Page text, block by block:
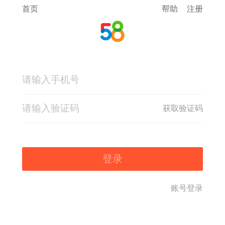
首页 帮助 注册
获取验证码
登录
账号登录